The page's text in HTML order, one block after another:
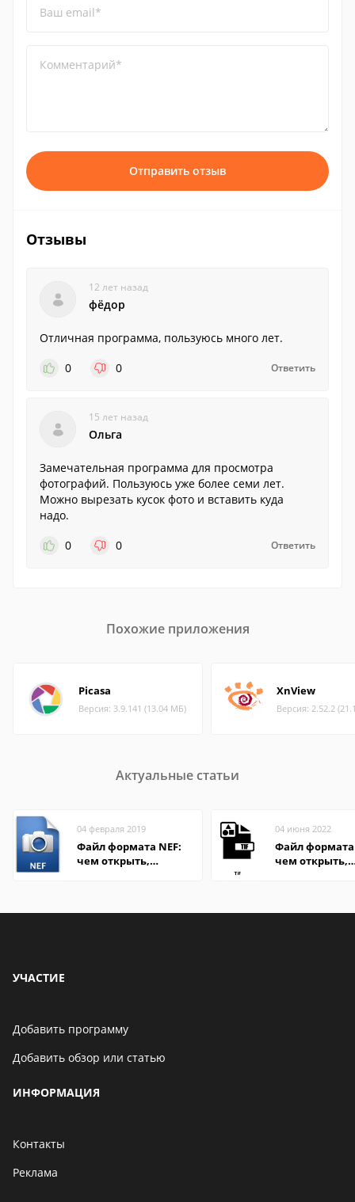
Ваш email*
Комментарий*
Отправить отзыв
Отзывы
12 лет назад
фёдор
Отличная программа, пользуюсь много лет.
0
0 Ответить
15 лет назад
Ольга
Замечательная программа для просмотра
фотографий. Пользуюсь уже более семи лет.
Можно вырезать кусок фото и вставить куда
надо.
0
0 Ответить
Похожие приложения
Picasa
Версия: 3.9.141 (13.04 МБ)
XnView
Версия: 2.52.2
Актуальные статьи
04 февраля 2019
Файл формата NEF:
чем открыть,
04 июня 2022
Файл формата
чем открыть,
УЧАСТИЕ
Добавить программу
Добавить обзор или статью
ИНФОРМАЦИЯ
Контакты
Реклама